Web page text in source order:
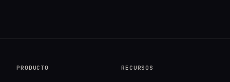
PRODUCTO RECURSOS